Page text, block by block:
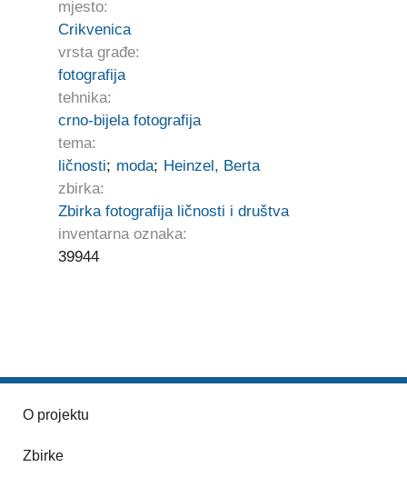
mjesto:
Crikvenica
vrsta građe:
fotografija
tehnika:
crno-bijela fotografija
tema:
ličnosti; moda; Heinzel, Berta
zbirka:
Zbirka fotografija ličnosti i društva
inventarna oznaka:
39944
O projektu
Zbirke